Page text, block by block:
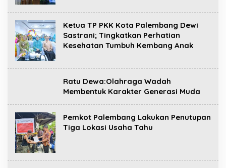
Ketua TP PKK Kota Palembang Dewi
Sastrani; Tingkatkan Perhatian
Kesehatan Tumbuh Kembang Anak
Ratu Dewa:Olahraga Wadah
Membentuk Karakter Generasi Muda
Pemkot Palembang Lakukan Penutupan
Tiga Lokasi Usaha Tahu